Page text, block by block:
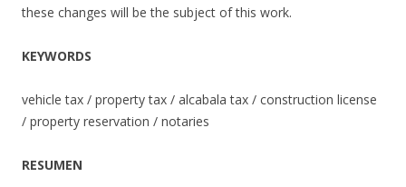
these changes will be the subject of this work.
KEYWORDS
vehicle tax / property tax / alcabala tax / construction license
/ property reservation / notaries
RESUMEN